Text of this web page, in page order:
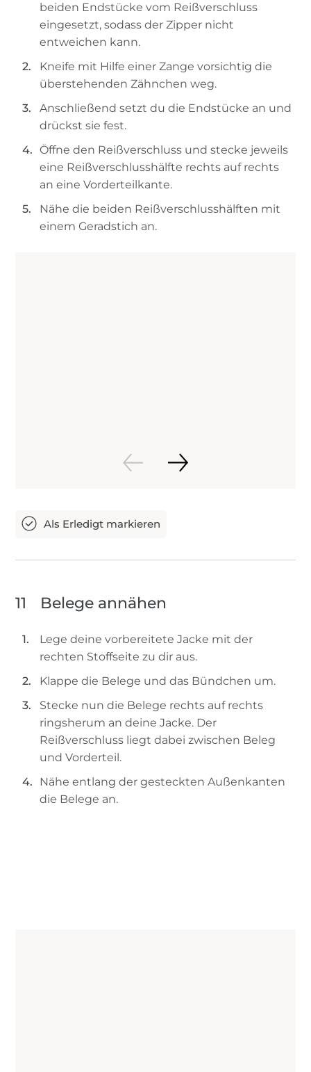
beiden Endstücke vom Reißverschluss
eingesetzt, sodass der Zipper nicht
entweichen kann.
Kneife mit Hilfe einer Zange vorsichtig die
überstehenden Zähnchen weg.
Anschließend setzt du die Endstücke an und
drückst sie fest.
Öffne den Reißverschluss und stecke jeweils
eine Reißverschlusshälfte rechts auf rechts
an eine Vorderteilkante.
Nähe die beiden Reißverschlusshälften mit
einem Geradstich an.
11 Belege annähen
Lege deine vorbereitete Jacke mit der
rechten Stoffseite zu dir aus.
Klappe die Belege und das Bündchen um.
Stecke nun die Belege rechts auf rechts
ringsherum an deine Jacke. Der
Reißverschluss liegt dabei zwischen Beleg
und Vorderteil.
Nähe entlang der gesteckten Außenkanten
die Belege an.